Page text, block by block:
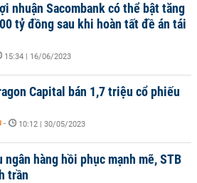
nhuận Sacombank có thể bật tăng
tỷ đồng sau khi hoàn tất đề án tái
15:34 | 16/06/2023
Capital bán 1,7 triệu cổ phiếu
- 10:12 | 30/05/2023
ngân hàng hồi phục mạnh mẽ, STB
trần